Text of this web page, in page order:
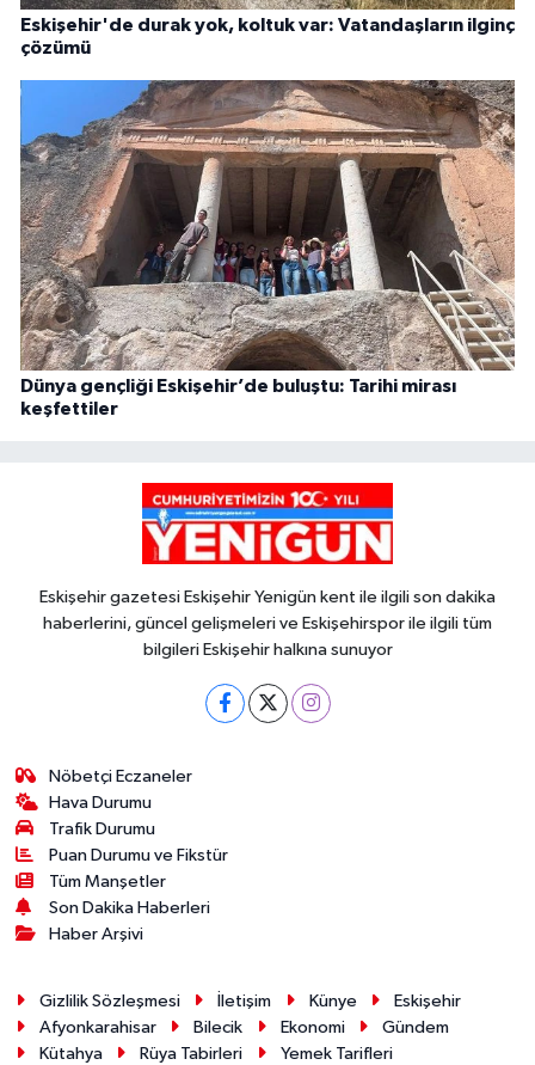
Eskişehir'de durak yok, koltuk var: Vatandaşların ilginç
çözümü
Dünya gençliği Eskişehir’de buluştu: Tarihi mirası
keşfettiler
Eskişehir gazetesi Eskişehir Yenigün kent ile ilgili son dakika
haberlerini, güncel gelişmeleri ve Eskişehirspor ile ilgili tüm
bilgileri Eskişehir halkına sunuyor
Nöbetçi Eczaneler
Hava Durumu
Trafik Durumu
Puan Durumu ve Fikstür
Tüm Manşetler
Son Dakika Haberleri
Haber Arşivi
Gizlilik Sözleşmesi İletişim Künye
Eskişehir
Afyonkarahisar
Bilecik Ekonomi
Gündem
Kütahya
Rüya Tabirleri Yemek Tarifleri